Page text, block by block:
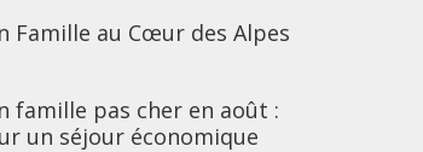
Famille au Cœur des Alpes
famille pas cher en août :
un séjour économique